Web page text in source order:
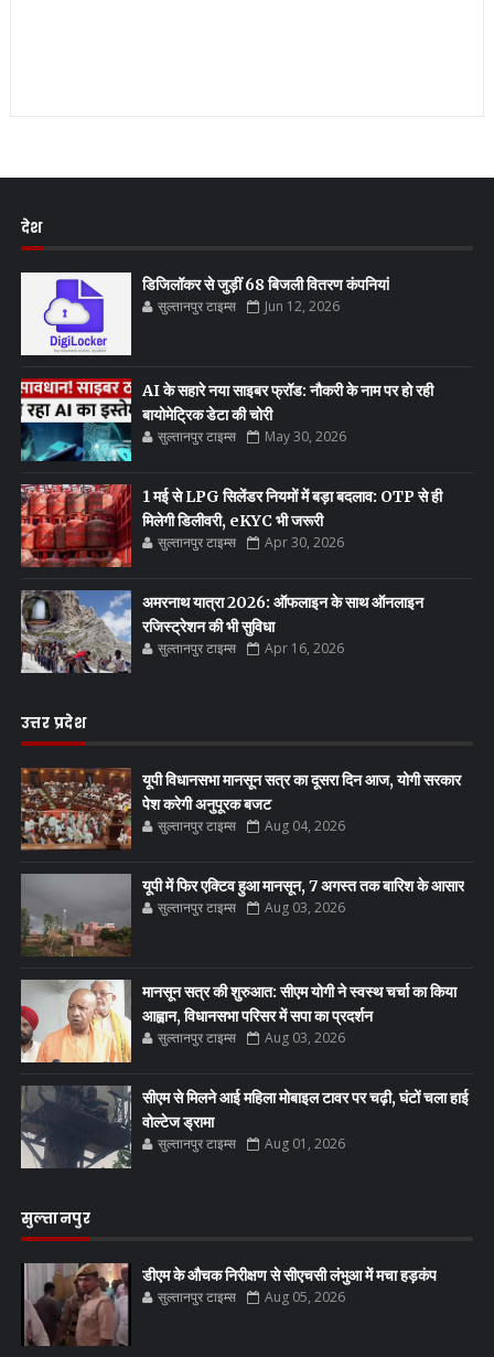
देश
डिजिलॉकर से जुड़ीं 68 बिजली वितरण कंपनियां
सुल्तानपुर टाइम्स Jun 12, 2026
AI के सहारे नया साइबर फ्रॉड: नौकरी के नाम पर हो रही
बायोमेट्रिक डेटा की चोरी
सुल्तानपुर टाइम्स May 30, 2026
1 मई से LPG सिलेंडर नियमों में बड़ा बदलाव: OTP से ही
मिलेगी डिलीवरी, eKYC भी जरूरी
सुल्तानपुर टाइम्स Apr 30, 2026
अमरनाथ यात्रा 2026: ऑफलाइन के साथ ऑनलाइन
रजिस्ट्रेशन की भी सुविधा
सुल्तानपुर टाइम्स Apr 16, 2026
उत्तर प्रदेश
यूपी विधानसभा मानसून सत्र का दूसरा दिन आज, योगी सरकार
पेश करेगी अनुपूरक बजट
सुल्तानपुर टाइम्स Aug 04, 2026
यूपी में फिर एक्टिव हुआ मानसून, 7 अगस्त तक बारिश के आसार
सुल्तानपुर टाइम्स Aug 03, 2026
मानसून सत्र की शुरुआत: सीएम योगी ने स्वस्थ चर्चा का किया
आह्वान, विधानसभा परिसर में सपा का प्रदर्शन
सुल्तानपुर टाइम्स Aug 03, 2026
सीएम से मिलने आई महिला मोबाइल टावर पर चढ़ी, घंटों चला हाई
वोल्टेज ड्रामा
सुल्तानपुर टाइम्स Aug 01, 2026
सुल्तानपुर
डीएम के औचक निरीक्षण से सीएचसी लंभुआ में मचा हड़कंप
सुल्तानपुर टाइम्स Aug 05, 2026